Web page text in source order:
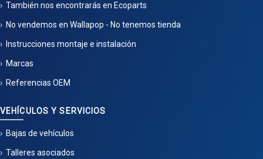
También nos encontrarás en Ecoparts
No vendemos en Wallapop - No tenemos tienda
Instrucciones montaje e instalación
Marcas
Referencias OEM
VEHÍCULOS Y SERVICIOS
Bajas de vehículos
Talleres asociados